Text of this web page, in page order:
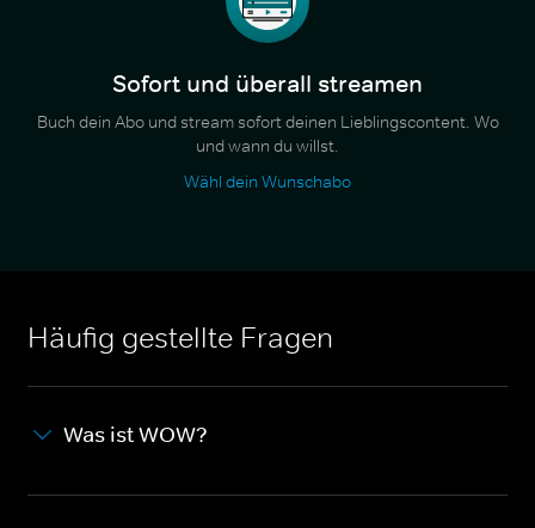
Sofort und überall streamen
Buch dein Abo und stream sofort deinen Lieblingscontent. Wo
und wann du willst.
Wähl dein Wunschabo
Häufig gestellte Fragen
Was ist WOW?